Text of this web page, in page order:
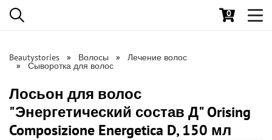
0
Beautystories Волосы Лечение волос
Сыворотка для волос
Лосьон для волос
"Энергетический состав Д" Orising
Composizione Energetica D, 150 мл